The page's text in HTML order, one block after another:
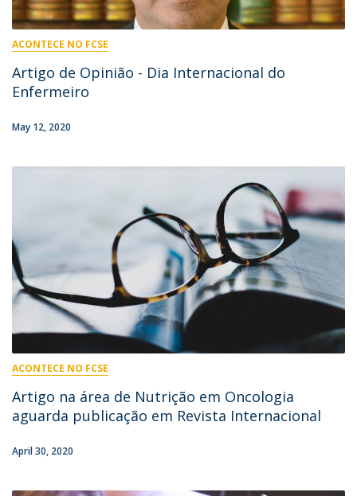
ACONTECE NO FCSE
Artigo de Opinião - Dia Internacional do
Enfermeiro
May 12, 2020
ACONTECE NO FCSE
Artigo na área de Nutrição em Oncologia
aguarda publicação em Revista Internacional
April 30, 2020